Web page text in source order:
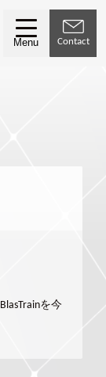
Menu Contact
を今